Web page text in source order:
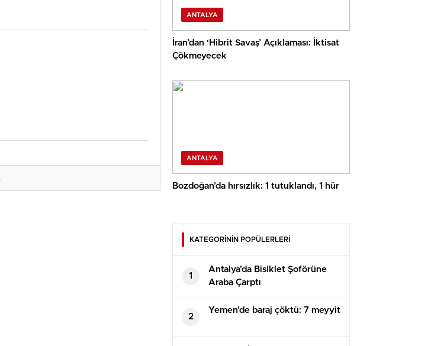
ANTALYA
İran’dan ‘Hibrit Savaş’ Açıklaması: İktisat
Çökmeyecek
ANTALYA
Bozdoğan’da hırsızlık: 1 tutuklandı, 1 hür
KATEGORİNİN POPÜLERLERİ
1
Antalya’da Bisiklet Şoförüne
Araba Çarptı
2
Yemen’de baraj çöktü: 7 meyyit